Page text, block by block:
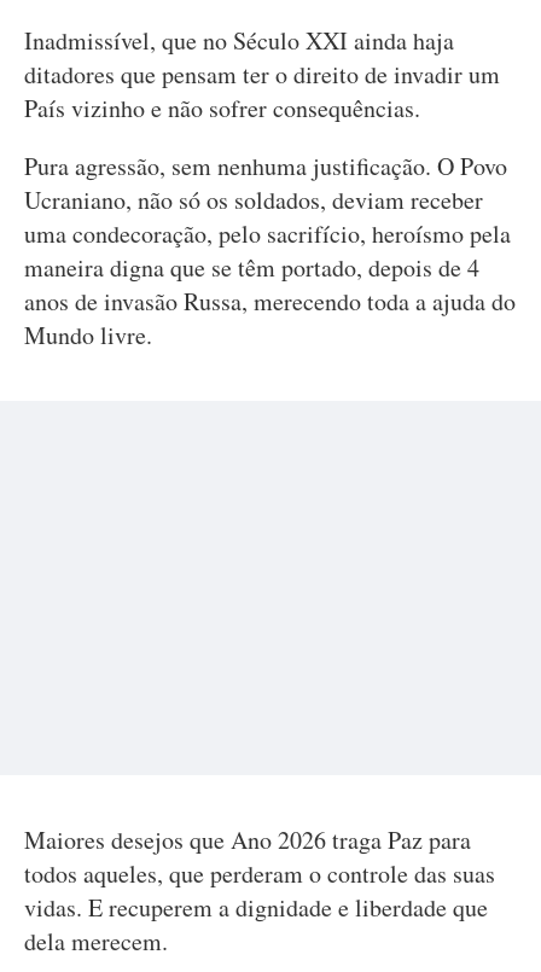
Inadmissível, que no Século XXI ainda haja
ditadores que pensam ter o direito de invadir um
País vizinho e não sofrer consequências.
Pura agressão, sem nenhuma justificação. O Povo
Ucraniano, não só os soldados, deviam receber
uma condecoração, pelo sacrifício, heroísmo pela
maneira digna que se têm portado, depois de 4
anos de invasão Russa, merecendo toda a ajuda do
Mundo livre.
Maiores desejos que Ano 2026 traga Paz para
todos aqueles, que perderam o controle das suas
vidas. E recuperem a dignidade e liberdade que
dela merecem.